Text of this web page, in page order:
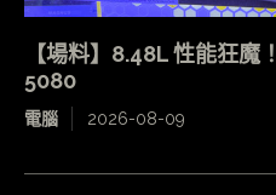
【場料】8.48L 性能狂魔
5080
電腦 2026-08-09